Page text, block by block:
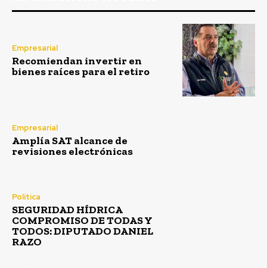
Empresarial
Recomiendan invertir en
bienes raíces para el retiro
Empresarial
Amplía SAT alcance de
revisiones electrónicas
Política
SEGURIDAD HÍDRICA
COMPROMISO DE TODAS Y
TODOS: DIPUTADO DANIEL
RAZO